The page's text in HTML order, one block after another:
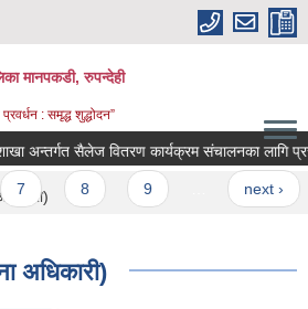
मानपकडी, रुपन्देही
: समृद्ध शुद्धोदन”
सैलेज वितरण कार्यक्रम संचालनका लागि
next ›
अधिकारी)